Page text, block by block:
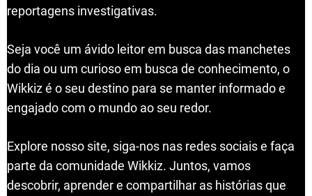
reportagens investigativas.
Seja você um ávido leitor em busca das manchetes
do dia ou um curioso em busca de conhecimento, o
Wikkiz é o seu destino para se manter informado e
engajado com o mundo ao seu redor.
Explore nosso site, siga-nos nas redes sociais e faça
parte da comunidade Wikkiz. Juntos, vamos
descobrir, aprender e compartilhar as histórias que